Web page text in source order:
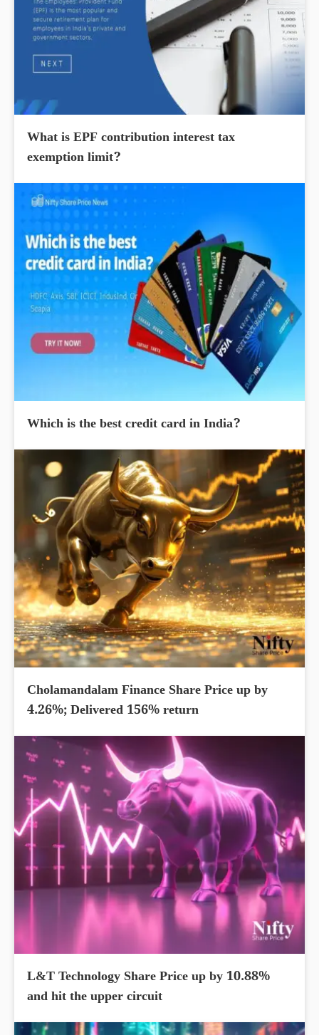
What is EPF contribution interest tax
exemption limit?
Which is the best credit card in India?
Cholamandalam Finance Share Price up by
4.26%; Delivered 156% return
L&T Technology Share Price up by 10.88%
and hit the upper circuit